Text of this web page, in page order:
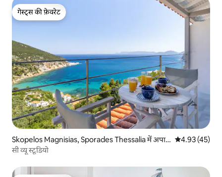
गेस्ट्स की फ़ेवरेट
गेस्ट्स की फ़ेवरेट
Skopelos Magnisias, Sporades Thessalia में अपार्ट
मेंट
औसत रेटिंग 5 में
4.93 (45)
सी व्यू स्टूडियो